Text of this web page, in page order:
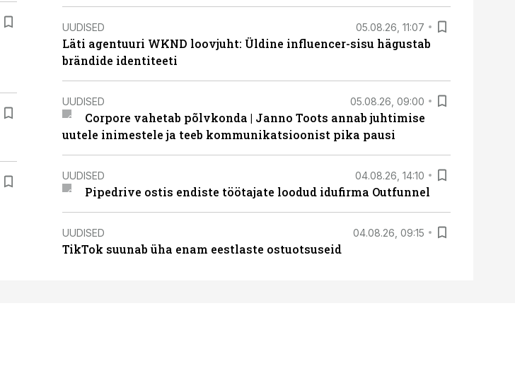
UUDISED 05.08.26, 11:07
Läti agentuuri WKND loovjuht: Üldine influencer-sisu hägustab
brändide identiteeti
UUDISED 05.08.26, 09:00
Corpore vahetab põlvkonda | Janno Toots annab juhtimise
uutele inimestele ja teeb kommunikatsioonist pika pausi
UUDISED 04.08.26, 14:10
Pipedrive ostis endiste töötajate loodud idufirma Outfunnel
UUDISED 04.08.26, 09:15
TikTok suunab üha enam eestlaste ostuotsuseid